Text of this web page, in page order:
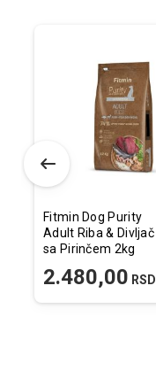
U KORPU
Fitmin Dog Purity
Adult Riba & Divljač
sa Pirinčem 2kg
2.480,00 RSD